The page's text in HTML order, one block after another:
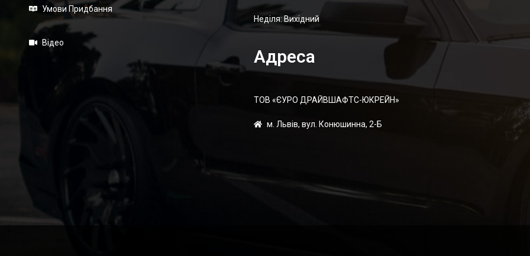
Умови Придбання
Відео
Неділя: Вихідний
Адреса
ТОВ «ЄУРО ДРАЙВШАФТC-ЮКРЕЙН»
м. Львів, вул. Конюшинна, 2-Б